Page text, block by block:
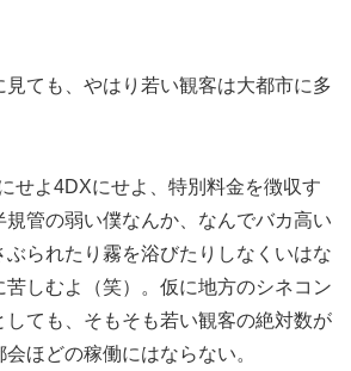
ても、やはり若い観客は大都市に多
せよ4DXにせよ、特別料金を徴収す
規管の弱い僕なんか、なんでバカ高い
られたり霧を浴びたりしなくいはな
苦しむよ（笑）。仮に地方のシネコン
しても、そもそも若い観客の絶対数が
ほどの稼働にはならない。